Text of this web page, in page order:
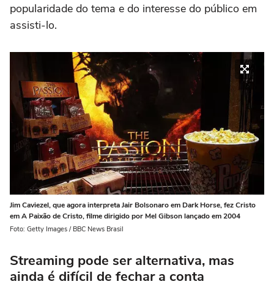
popularidade do tema e do interesse do público em
assisti-lo.
Jim Caviezel, que agora interpreta Jair Bolsonaro em Dark Horse, fez Cristo
em A Paixão de Cristo, filme dirigido por Mel Gibson lançado em 2004
Foto: Getty Images / BBC News Brasil
Streaming pode ser alternativa, mas
ainda é difícil de fechar a conta